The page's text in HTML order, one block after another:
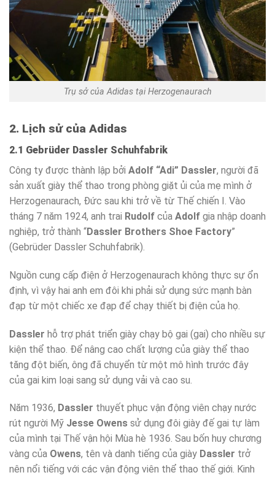
Trụ sở của Adidas tại Herzogenaurach
2. Lịch sử của Adidas
2.1 Gebrüder Dassler Schuhfabrik
Công ty được thành lập bởi Adolf “Adi” Dassler, người đã
sản xuất giày thể thao trong phòng giặt ủi của mẹ mình ở
Herzogenaurach, Đức sau khi trở về từ Thế chiến I. Vào
tháng 7 năm 1924, anh trai Rudolf của Adolf gia nhập doanh
nghiệp, trở thành “Dassler Brothers Shoe Factory”
(Gebrüder Dassler Schuhfabrik).
Nguồn cung cấp điện ở Herzogenaurach không thực sự ổn
định, vì vậy hai anh em đôi khi phải sử dụng sức mạnh bàn
đạp từ một chiếc xe đạp để chạy thiết bị điện của họ.
Dassler hỗ trợ phát triển giày chạy bộ gai (gai) cho nhiều sự
kiện thể thao. Để nâng cao chất lượng của giày thể thao
tăng đột biến, ông đã chuyển từ một mô hình trước đây
của gai kim loại sang sử dụng vải và cao su.
Năm 1936, Dassler thuyết phục vận động viên chạy nước
rút người Mỹ Jesse Owens sử dụng đôi giày đế gai tự làm
của mình tại Thế vận hội Mùa hè 1936. Sau bốn huy chương
vàng của Owens, tên và danh tiếng của giày Dassler trở
nên nổi tiếng với các vận động viên thể thao thế giới. Kinh